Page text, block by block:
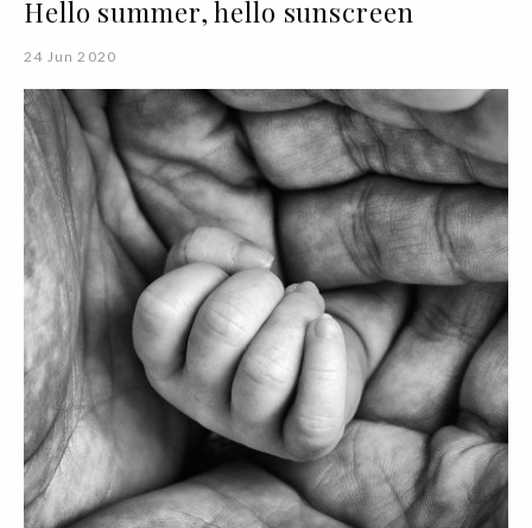
Hello summer, hello sunscreen
24 Jun 2020